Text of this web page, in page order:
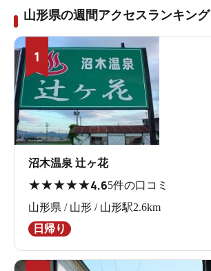
山形県の週間アクセスランキング
1
沼木温泉 辻ヶ花
★★★★★4.65件の口コミ
山形県 / 山形 / 山形駅2.6km
日帰り